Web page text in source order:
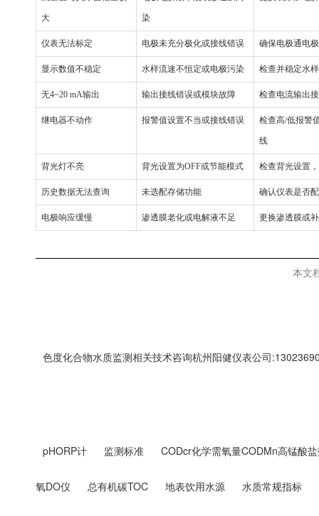
大 染
仪表无法标定 电极未充分极化或接线错误 确保电极通电
显示数值不稳定 水样流速不恒定或电极污染 检查并稳定水
无4~20 mA输出 输出接线错误或模块故障 检查电流输出
继电器不动作 报警值设置不当或接线错误 检查高/低报警
线
背光灯不亮 背光设置为OFF或节能模式 检查背光设置
历史数据无法查询 未选配存储功能 确认仪表是否
电极响应缓慢 渗透膜老化或电解液不足 更换渗透膜或
本文
色度化合物水质监测相关技术咨询杭州阳健仪表公司
pHORP计 监测标准 CODcr化学需氧量CODMn高锰酸
氧DO仪 总有机碳TOC 地表饮用水源 水质常规指标